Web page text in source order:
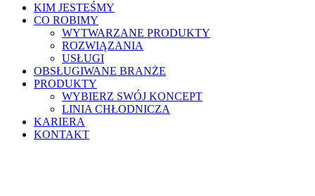
Menu
KIM JESTEŚMY
CO ROBIMY
WYTWARZANE PRODUKTY
ROZWIĄZANIA
USŁUGI
OBSŁUGIWANE BRANŻE
PRODUKTY
WYBIERZ SWÓJ KONCEPT
LINIA CHŁODNICZA
KARIERA
KONTAKT